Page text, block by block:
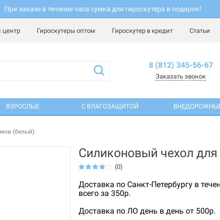
При заказе в течение часа сумка для гироскутера в подарок!
центр Гироскутеры оптом Гироскутер в кредит Статьи
8 (812) 345-56-67
Заказать звонок
ВЗРОСЛЫЕ С ВЛАГОЗАЩИТОЙ
(белый)
Силиконовый чехол
(0)
Доставка по Санкт-Петербургу в
всего за 350р.
Доставка по ЛО день в день от 500р.